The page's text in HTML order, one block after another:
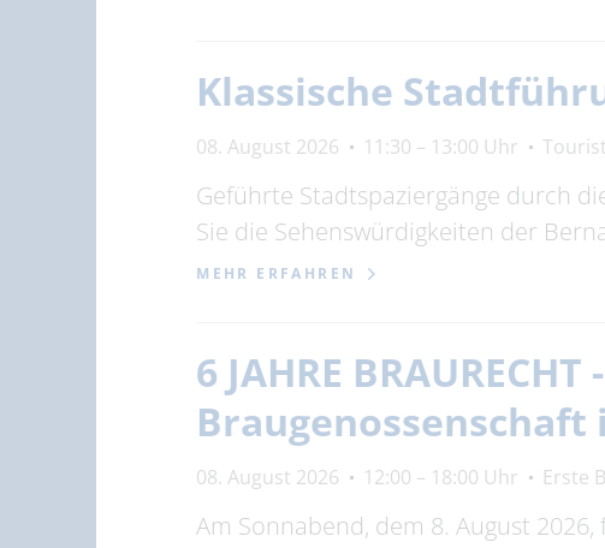
Klassische
08. August 2026 11:30 – 13:00 Uhr
Geführte Stadtspaziergänge durch
Sie die Sehenswürdigkeiten der
MEHR ERFAHREN
6 JAHRE
08. August 2026 12:00 – 18:00 Uhr Erste
Am Sonnabend, dem 8. August